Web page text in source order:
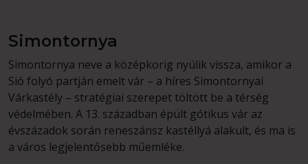
Simontornya
Simontornya neve a középkorig nyúlik vissza, amikor a
Sió folyó partján emelt vár – a híres Simontornyai
Várkastély – stratégiai szerepet töltött be a térség
védelmében. A 13. században épült gótikus vár az
évszázadok során reneszánsz kastéllyá alakult, és ma is
a város legjelentősebb műemléke.